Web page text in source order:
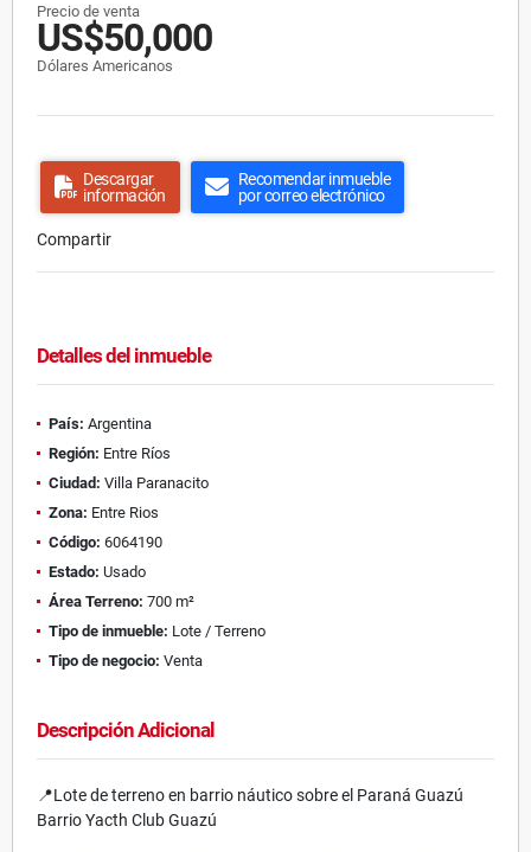
Precio de venta
US$50,000
Dólares Americanos
Descargar
información
Recomendar inmueble
por correo electrónico
Compartir
Detalles del inmueble
País: Argentina
Región: Entre Ríos
Ciudad: Villa Paranacito
Zona: Entre Rios
Código: 6064190
Estado: Usado
Área Terreno: 700 m²
Tipo de inmueble: Lote / Terreno
Tipo de negocio: Venta
Descripción Adicional
📍Lote de terreno en barrio náutico sobre el Paraná Guazú
Barrio Yacth Club Guazú